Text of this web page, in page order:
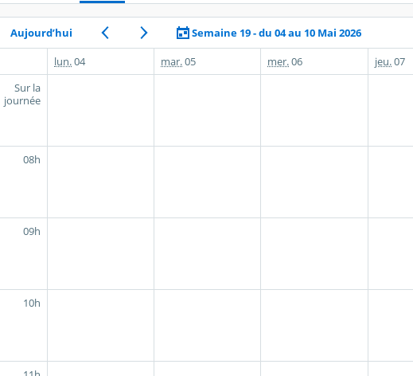
Aujourd’hui Semaine 19 - du 04 au 10 Mai 2026
lun.04 mar.05 mer.06 jeu.07
Sur la
journée
08h
09h
10h